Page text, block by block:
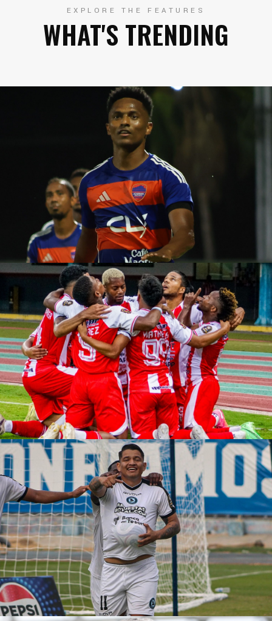
EXPLORE THE FEATURES
WHAT'S TRENDING